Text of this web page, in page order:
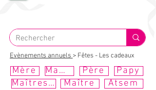
Evènements annuels > Fêtes - Les cadeaux
Mère Mamie Père
Papy
Maîtresse
Maître Atsem